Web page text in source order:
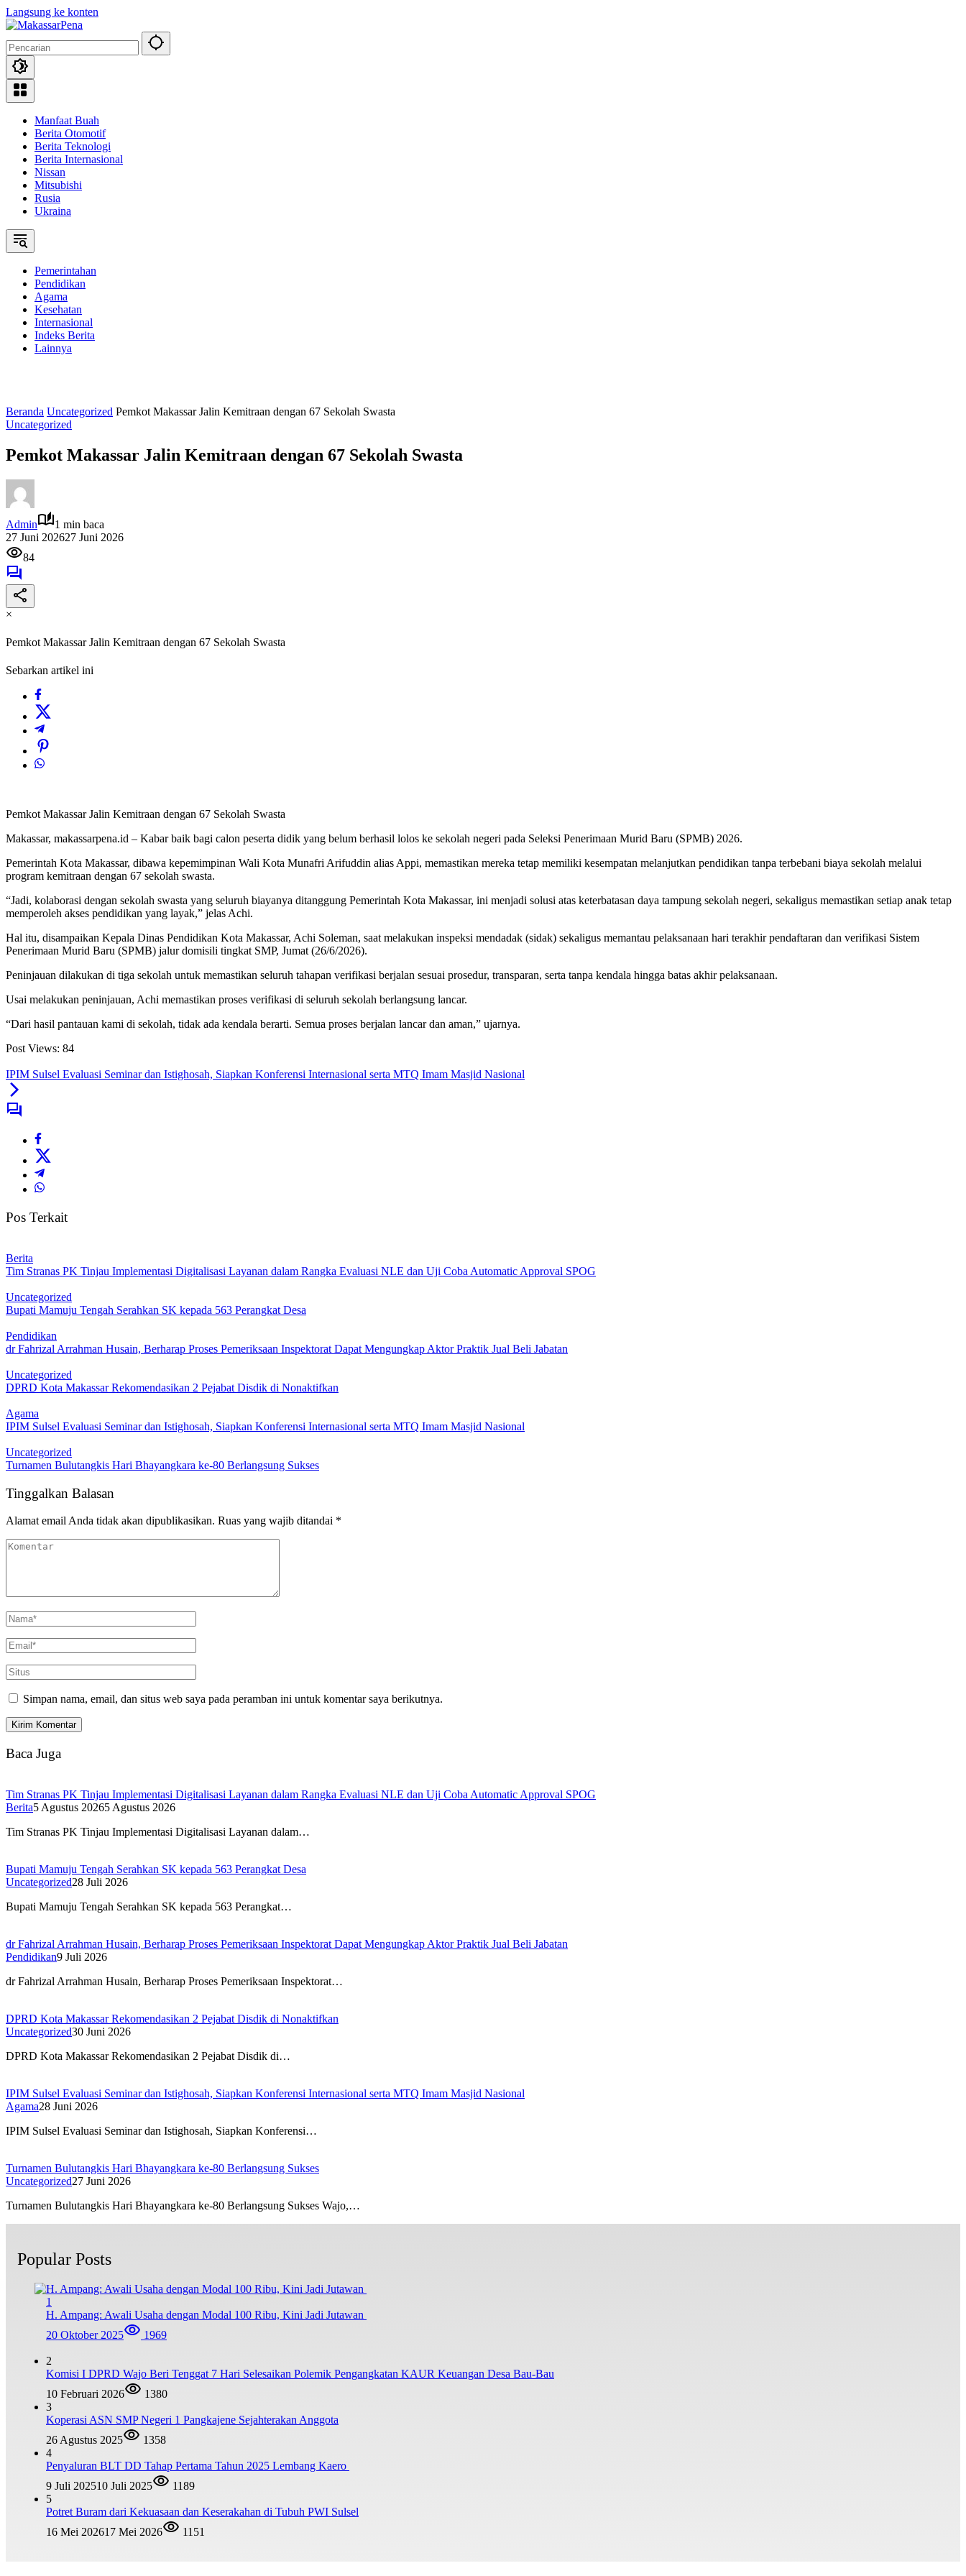
Langsung ke konten
Manfaat Buah
Berita Otomotif
Berita Teknologi
Berita Internasional
Nissan
Mitsubishi
Rusia
Ukraina
Pemerintahan
Pendidikan
Agama
Kesehatan
Internasional
Indeks Berita
Lainnya
Beranda Uncategorized Pemkot Makassar Jalin Kemitraan dengan 67 Sekolah Swasta
Uncategorized
Pemkot Makassar Jalin Kemitraan dengan 67 Sekolah Swasta
Admin
1 min baca
27 Juni 202627 Juni 2026
84
×
Pemkot Makassar Jalin Kemitraan dengan 67 Sekolah Swasta
Sebarkan artikel ini
Pemkot Makassar Jalin Kemitraan dengan 67 Sekolah Swasta
Makassar, makassarpena.id – Kabar baik bagi calon peserta didik yang belum berhasil lolos ke sekolah negeri pada Seleksi Penerimaan Murid Baru (SPMB) 2026.
Pemerintah Kota Makassar, dibawa kepemimpinan Wali Kota Munafri Arifuddin alias Appi, memastikan mereka tetap memiliki kesempatan melanjutkan pendidikan tanpa terbebani biaya sekolah melalui
program kemitraan dengan 67 sekolah swasta.
“Jadi, kolaborasi dengan sekolah swasta yang seluruh biayanya ditanggung Pemerintah Kota Makassar, ini menjadi solusi atas keterbatasan daya tampung sekolah negeri, sekaligus memastikan setiap anak tetap
memperoleh akses pendidikan yang layak,” jelas Achi.
Hal itu, disampaikan Kepala Dinas Pendidikan Kota Makassar, Achi Soleman, saat melakukan inspeksi mendadak (sidak) sekaligus memantau pelaksanaan hari terakhir pendaftaran dan verifikasi Sistem
Penerimaan Murid Baru (SPMB) jalur domisili tingkat SMP, Jumat (26/6/2026).
Peninjauan dilakukan di tiga sekolah untuk memastikan seluruh tahapan verifikasi berjalan sesuai prosedur, transparan, serta tanpa kendala hingga batas akhir pelaksanaan.
Usai melakukan peninjauan, Achi memastikan proses verifikasi di seluruh sekolah berlangsung lancar.
“Dari hasil pantauan kami di sekolah, tidak ada kendala berarti. Semua proses berjalan lancar dan aman,” ujarnya.
Post Views: 84
IPIM Sulsel Evaluasi Seminar dan Istighosah, Siapkan Konferensi Internasional serta MTQ Imam Masjid Nasional
Pos Terkait
Berita
Tim Stranas PK Tinjau Implementasi Digitalisasi Layanan dalam Rangka Evaluasi NLE dan Uji Coba Automatic Approval SPOG
Uncategorized
Bupati Mamuju Tengah Serahkan SK kepada 563 Perangkat Desa
Pendidikan
dr Fahrizal Arrahman Husain, Berharap Proses Pemeriksaan Inspektorat Dapat Mengungkap Aktor Praktik Jual Beli Jabatan
Uncategorized
DPRD Kota Makassar Rekomendasikan 2 Pejabat Disdik di Nonaktifkan
Agama
IPIM Sulsel Evaluasi Seminar dan Istighosah, Siapkan Konferensi Internasional serta MTQ Imam Masjid Nasional
Uncategorized
Turnamen Bulutangkis Hari Bhayangkara ke-80 Berlangsung Sukses
Tinggalkan Balasan
Alamat email Anda tidak akan dipublikasikan. Ruas yang wajib ditandai *
Simpan nama, email, dan situs web saya pada peramban ini untuk komentar saya berikutnya.
Baca Juga
Tim Stranas PK Tinjau Implementasi Digitalisasi Layanan dalam Rangka Evaluasi NLE dan Uji Coba Automatic Approval SPOG
Berita5 Agustus 20265 Agustus 2026
Tim Stranas PK Tinjau Implementasi Digitalisasi Layanan dalam…
Bupati Mamuju Tengah Serahkan SK kepada 563 Perangkat Desa
Uncategorized28 Juli 2026
Bupati Mamuju Tengah Serahkan SK kepada 563 Perangkat…
dr Fahrizal Arrahman Husain, Berharap Proses Pemeriksaan Inspektorat Dapat Mengungkap Aktor Praktik Jual Beli Jabatan
Pendidikan9 Juli 2026
dr Fahrizal Arrahman Husain, Berharap Proses Pemeriksaan Inspektorat…
DPRD Kota Makassar Rekomendasikan 2 Pejabat Disdik di Nonaktifkan
Uncategorized30 Juni 2026
DPRD Kota Makassar Rekomendasikan 2 Pejabat Disdik di…
IPIM Sulsel Evaluasi Seminar dan Istighosah, Siapkan Konferensi Internasional serta MTQ Imam Masjid Nasional
Agama28 Juni 2026
IPIM Sulsel Evaluasi Seminar dan Istighosah, Siapkan Konferensi…
Turnamen Bulutangkis Hari Bhayangkara ke-80 Berlangsung Sukses
Uncategorized27 Juni 2026
Turnamen Bulutangkis Hari Bhayangkara ke-80 Berlangsung Sukses Wajo,…
Popular Posts
1
H. Ampang: Awali Usaha dengan Modal 100 Ribu, Kini Jadi Jutawan
20 Oktober 2025
1969
2
Komisi I DPRD Wajo Beri Tenggat 7 Hari Selesaikan Polemik Pengangkatan KAUR Keuangan Desa Bau-Bau
10 Februari 2026
1380
3
Koperasi ASN SMP Negeri 1 Pangkajene Sejahterakan Anggota
26 Agustus 2025
1358
4
Penyaluran BLT DD Tahap Pertama Tahun 2025 Lembang Kaero
9 Juli 202510 Juli 2025
1189
5
Potret Buram dari Kekuasaan dan Keserakahan di Tubuh PWI Sulsel
16 Mei 202617 Mei 2026 1151